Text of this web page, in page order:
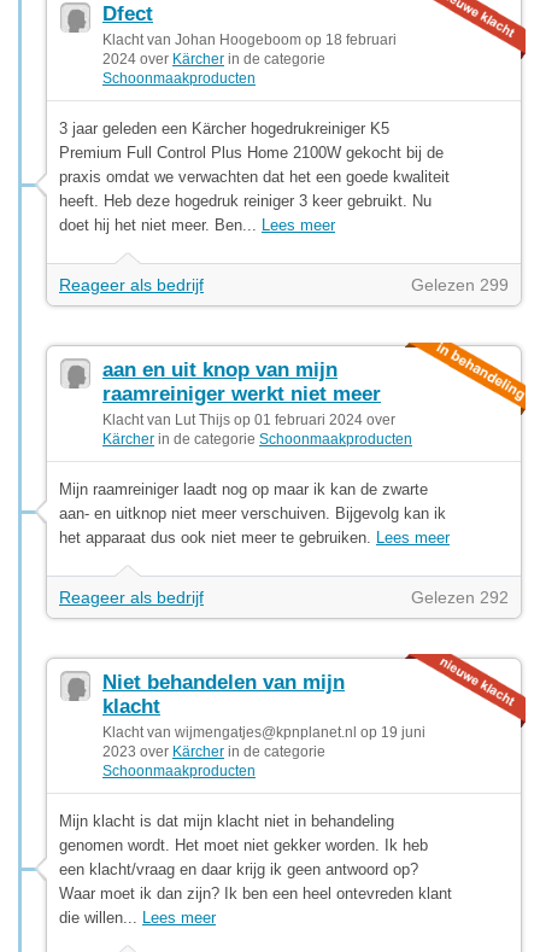
Dfect
Klacht van Johan Hoogeboom op 18 februari
2024 over Kärcher in de categorie
Schoonmaakproducten
3 jaar geleden een Kärcher hogedrukreiniger K5
Premium Full Control Plus Home 2100W gekocht bij de
praxis omdat we verwachten dat het een goede kwaliteit
heeft. Heb deze hogedruk reiniger 3 keer gebruikt. Nu
doet hij het niet meer. Ben... Lees meer
Reageer als bedrijf Gelezen 299
aan en uit knop van mijn
raamreiniger werkt niet meer
Klacht van Lut Thijs op 01 februari 2024 over
Kärcher in de categorie Schoonmaakproducten
Mijn raamreiniger laadt nog op maar ik kan de zwarte
aan- en uitknop niet meer verschuiven. Bijgevolg kan ik
het apparaat dus ook niet meer te gebruiken. Lees meer
Reageer als bedrijf Gelezen 292
Niet behandelen van mijn
klacht
Klacht van wijmengatjes@kpnplanet.nl op 19 juni
2023 over Kärcher in de categorie
Schoonmaakproducten
Mijn klacht is dat mijn klacht niet in behandeling
genomen wordt. Het moet niet gekker worden. Ik heb
een klacht/vraag en daar krijg ik geen antwoord op?
Waar moet ik dan zijn? Ik ben een heel ontevreden klant
die willen... Lees meer